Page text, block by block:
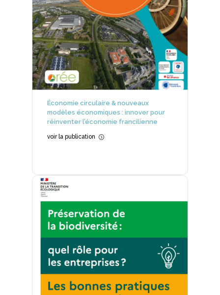
Économie circulaire & nouveaux
modèles économiques : innover pour
réinventer l’économie francilienne
voir la publication =